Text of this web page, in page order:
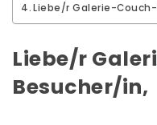
Liebe/r Galerie-
Liebe/r
Besucher/in,